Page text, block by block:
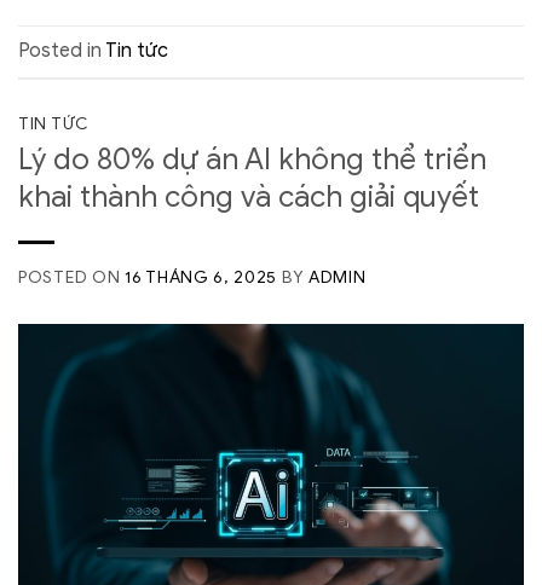
Posted in Tin tức
TIN TỨC
Lý do 80% dự án AI không thể triển
khai thành công và cách giải quyết
POSTED ON 16 THÁNG 6, 2025 BYADMIN